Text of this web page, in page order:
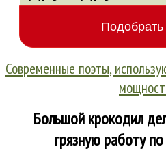
Современные поэты,
Большой крокодил
грязную работу